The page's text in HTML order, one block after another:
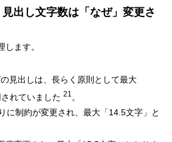
出し文字数は「なぜ」変更さ
ます。
見出しは、長らく原則として最大
されていました 21 。
に制約が変更され、最大「14.5文字」と